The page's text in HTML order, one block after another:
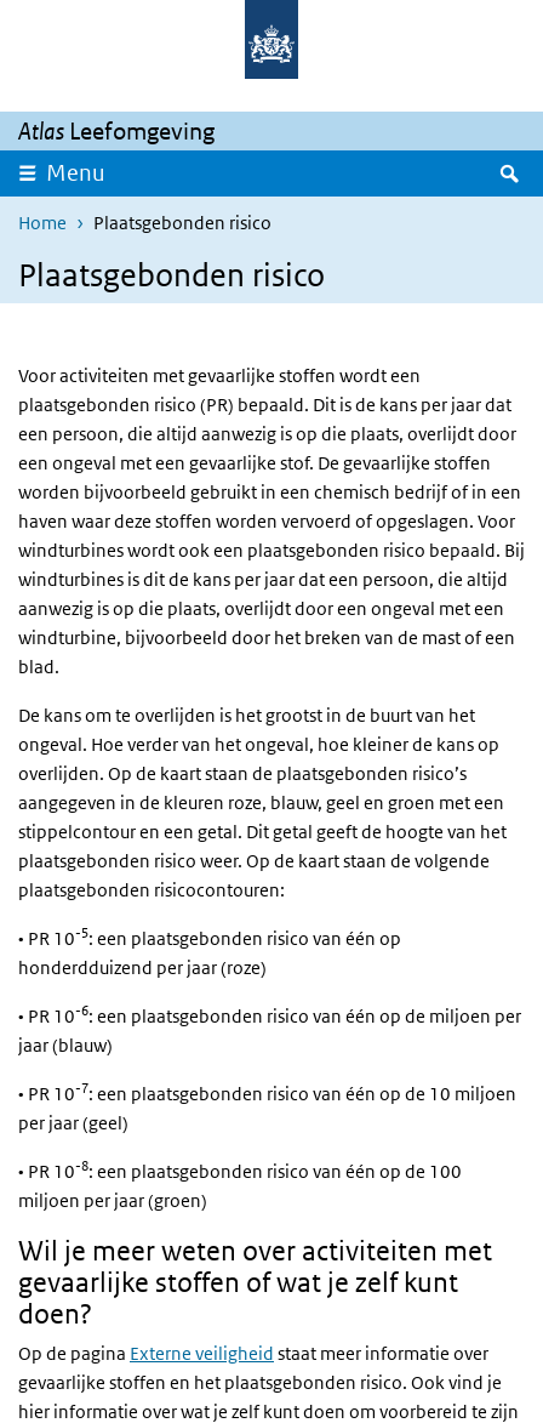
Overslaan en naar de inhoud gaan
Atlas Leefomgeving
Menu
Home Plaatsgebonden risico
Plaatsgebonden risico
Voor activiteiten met gevaarlijke stoffen wordt een
plaatsgebonden risico (PR) bepaald. Dit is de kans per jaar dat
een persoon, die altijd aanwezig is op die plaats, overlijdt door
een ongeval met een gevaarlijke stof. De gevaarlijke stoffen
worden bijvoorbeeld gebruikt in een chemisch bedrijf of in een
haven waar deze stoffen worden vervoerd of opgeslagen. Voor
windturbines wordt ook een plaatsgebonden risico bepaald. Bij
windturbines is dit de kans per jaar dat een persoon, die altijd
aanwezig is op die plaats, overlijdt door een ongeval met een
windturbine, bijvoorbeeld door het breken van de mast of een
blad.
De kans om te overlijden is het grootst in de buurt van het
ongeval. Hoe verder van het ongeval, hoe kleiner de kans op
overlijden. Op de kaart staan de plaatsgebonden risico’s
aangegeven in de kleuren roze, blauw, geel en groen met een
stippelcontour en een getal. Dit getal geeft de hoogte van het
plaatsgebonden risico weer. Op de kaart staan de volgende
plaatsgebonden risicocontouren:
• PR 10-5: een plaatsgebonden risico van één op
honderdduizend per jaar (roze)
• PR 10-6: een plaatsgebonden risico van één op de miljoen per
jaar (blauw)
• PR 10-7: een plaatsgebonden risico van één op de 10 miljoen
per jaar (geel)
• PR 10-8: een plaatsgebonden risico van één op de 100
miljoen per jaar (groen)
Wil je meer weten over activiteiten met
gevaarlijke stoffen of wat je zelf kunt
doen?
Op de pagina Externe veiligheid staat meer informatie over
gevaarlijke stoffen en het plaatsgebonden risico. Ook vind je
hier informatie over wat je zelf kunt doen om voorbereid te zijn